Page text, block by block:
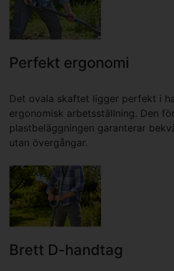
Perfekt ergonomi
Det ovala skaftet ligger perfekt i
ergonomisk arbetsställning. Den
plastbeläggningen garanterar
utan övergångar.
Brett D-handtag